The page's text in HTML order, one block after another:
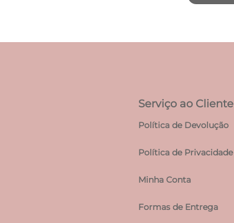
Serviço ao Cliente
Política de Devolução
Política de Privacidade
Minha Conta
Formas de Entrega